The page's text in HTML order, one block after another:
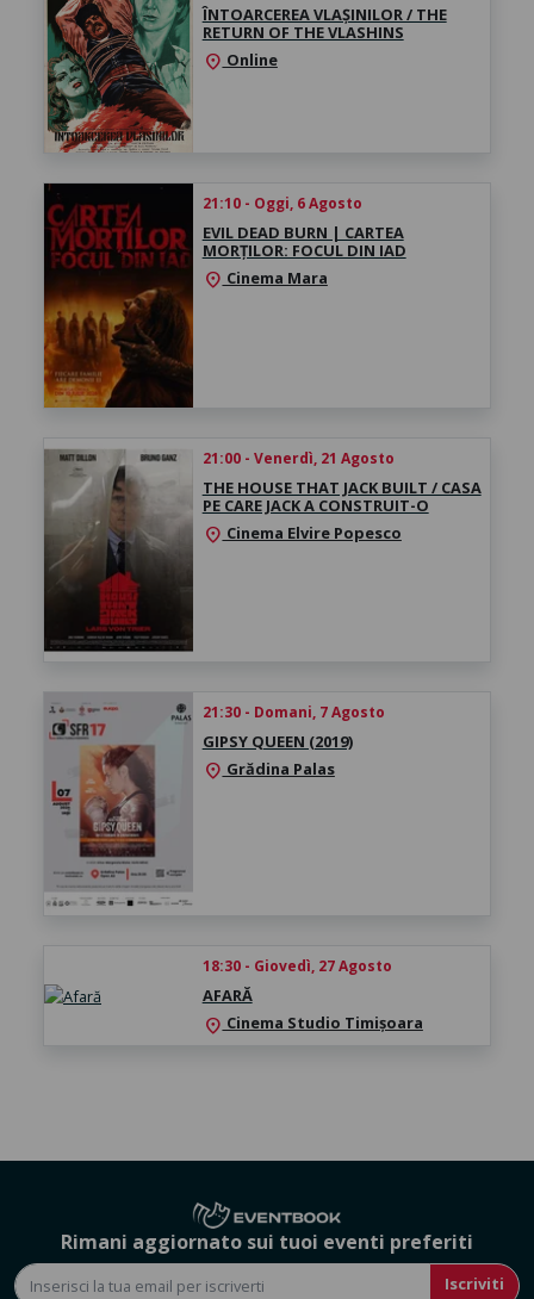
ÎNTOARCEREA VLAȘINILOR / THE
RETURN OF THE VLASHINS
location_on Online
21:10 - Oggi, 6 Agosto
EVIL DEAD BURN | CARTEA
MORȚILOR: FOCUL DIN IAD
location_on Cinema Mara
21:00 - Venerdì, 21 Agosto
THE HOUSE THAT JACK BUILT / CASA
PE CARE JACK A CONSTRUIT-O
location_on Cinema Elvire Popesco
21:30 - Domani, 7 Agosto
GIPSY QUEEN (2019)
location_on Grădina Palas
18:30 - Giovedì, 27 Agosto
AFARĂ
location_on Cinema Studio Timișoara
Rimani aggiornato sui tuoi eventi preferiti
Iscriviti